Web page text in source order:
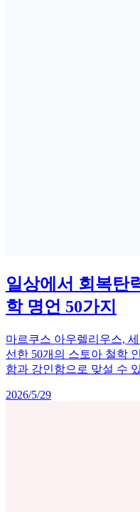
일상에서 회복탄
학 명언 50가지
마르쿠스 아우렐리우스,
선한 50개의 스토아 철학
함과 강인함으로 맞설 수
2026/5/29